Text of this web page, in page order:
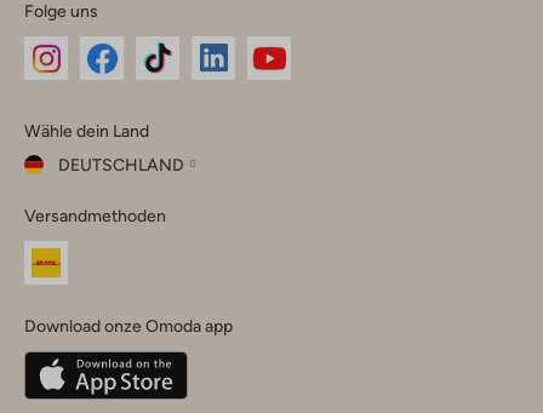
Folge uns
Instagram
Facebook
TikTok
Wähle dein Land
DEUTSCHLAND
dein
Land
Belgique(Français)
Deutschland
Versandmethoden
Download onze Omoda app